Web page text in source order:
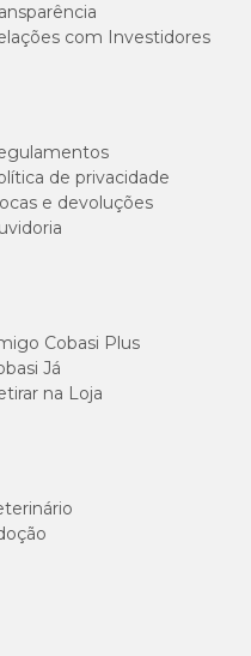
com Investidores
de privacidade
e devoluções
Cobasi Plus
Já
na Loja